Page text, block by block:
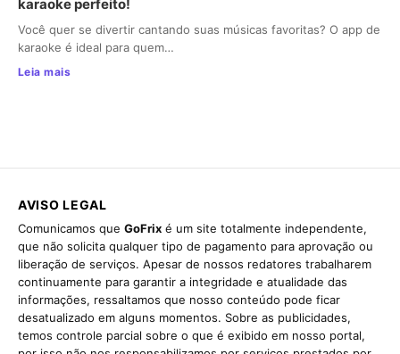
karaoke perfeito!
Você quer se divertir cantando suas músicas favoritas? O app de
karaoke é ideal para quem…
Leia mais
AVISO LEGAL
Comunicamos que GoFrix é um site totalmente independente,
que não solicita qualquer tipo de pagamento para aprovação ou
liberação de serviços. Apesar de nossos redatores trabalharem
continuamente para garantir a integridade e atualidade das
informações, ressaltamos que nosso conteúdo pode ficar
desatualizado em alguns momentos. Sobre as publicidades,
temos controle parcial sobre o que é exibido em nosso portal,